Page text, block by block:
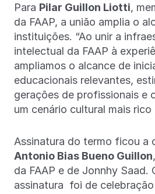
Para Pilar Guillon Liotti,
da FAAP, a união amplia o
instituições. “Ao unir a
intelectual da FAAP à
ampliamos o alcance de
educacionais relevantes,
gerações de profissionais e
um cenário cultural mais rico
Assinatura do termo ficou a
Antonio Bias Bueno Guillon
da FAAP e de Jonnhy Saad.
assinatura foi de celebração